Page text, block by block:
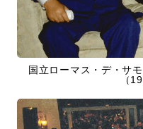
国立ローマス・デ・サ
（